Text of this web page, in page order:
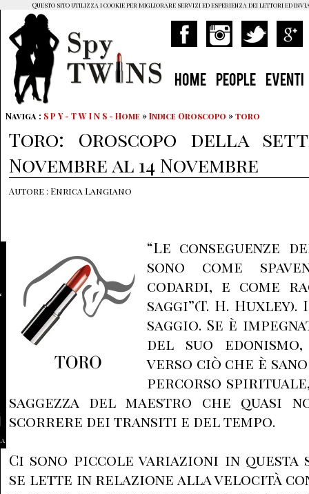
HOME PEOPLE EVENTI
Naviga : S P Y - T W I N S - Home »Indice Oroscopo »toro
Toro: Oroscopo della
Novembre al 14 Novembre
Autore : Enrica Langiano
“Le conseguenze
sono come
codardi, e come
saggi”(T. H.
saggio. Se è
del suo
verso ciò che è
percorso
saggezza del maestro che quasi
scorrere dei transiti e del tempo.
Ci sono piccole variazioni in questa
se lette in relazione alla velocità
Questo sito utilizza i cookie per migliorare servizi ed esperienza dei lettori ed